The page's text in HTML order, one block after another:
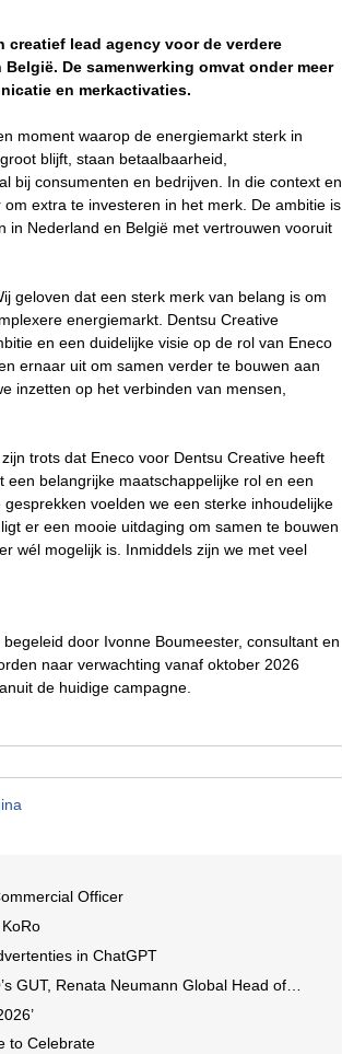
lead agency voor de verdere
De samenwerking omvat onder meer
en merkactivaties.
moment waarop de energiemarkt sterk in
blijft, staan betaalbaarheid,
bij consumenten en bedrijven. In die context en
extra te investeren in het merk. De ambitie is
Nederland en België met vertrouwen vooruit
geloven dat een sterk merk van belang is om
energiemarkt. Dentsu Creative
en een duidelijke visie op de rol van Eneco
ernaar uit om samen verder te bouwen aan
inzetten op het verbinden van mensen,
trots dat Eneco voor Dentsu Creative heeft
belangrijke maatschappelijke rol en een
voelden we een sterke inhoudelijke
er een mooie uitdaging om samen te bouwen
wél mogelijk is. Inmiddels zijn we met veel
door Ivonne Boumeester, consultant en
naar verwachting vanaf oktober 2026
de huidige campagne.
Officer
in ChatGPT
Renata Neumann Global Head of Production
to Celebrate